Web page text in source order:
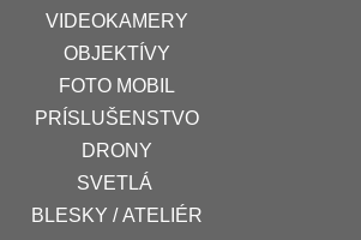
VIDEOKAMERY
OBJEKTÍVY
FOTO MOBIL
PRÍSLUŠENSTVO
DRONY
SVETLÁ
BLESKY / ATELIÉR